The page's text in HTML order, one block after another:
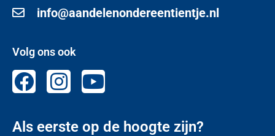
info@aandelenondereentientje.nl
Volg ons ook
Als eerste op de hoogte zijn?